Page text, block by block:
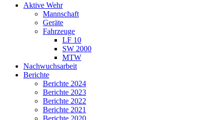
Aktive Wehr
Mannschaft
Geräte
Fahrzeuge
LF 10
SW 2000
MTW
Nachwuchsarbeit
Berichte
Berichte 2024
Berichte 2023
Berichte 2022
Berichte 2021
Berichte 2020